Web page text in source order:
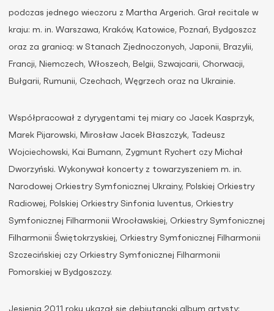
podczas jednego wieczoru z Martha Argerich. Grał recitale w
kraju: m. in. Warszawa, Kraków, Katowice, Poznań, Bydgoszcz
oraz za granicą: w Stanach Zjednoczonych, Japonii, Brazylii,
Francji, Niemczech, Włoszech, Belgii, Szwajcarii, Chorwacji,
Bułgarii, Rumunii, Czechach, Węgrzech oraz na Ukrainie.
Współpracował z dyrygentami tej miary co Jacek Kasprzyk,
Marek Pijarowski, Mirosław Jacek Błaszczyk, Tadeusz
Wojciechowski, Kai Bumann, Zygmunt Rychert czy Michał
Dworzyński. Wykonywał koncerty z towarzyszeniem m. in.
Narodowej Orkiestry Symfonicznej Ukrainy, Polskiej Orkiestry
Radiowej, Polskiej Orkiestry Sinfonia Iuventus, Orkiestry
Symfonicznej Filharmonii Wrocławskiej, Orkiestry Symfonicznej
Filharmonii Świętokrzyskiej, Orkiestry Symfonicznej Filharmonii
Szczecińskiej czy Orkiestry Symfonicznej Filharmonii
Pomorskiej w Bydgoszczy.
Jesienią 2011 roku ukazał się debiutancki album artysty: